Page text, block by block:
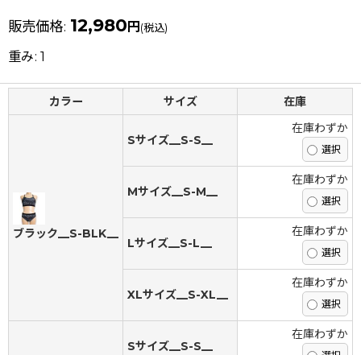
販売価格: 12,980 円 (税込)
重み: 1
カラー サイズ 在庫
ブラック__S-BLK__
Sサイズ__S-S__
在庫わずか
Mサイズ__S-M__
在庫わずか
Lサイズ__S-L__
在庫わずか
XLサイズ__S-XL__
在庫わずか
Sサイズ__S-S__
在庫わずか